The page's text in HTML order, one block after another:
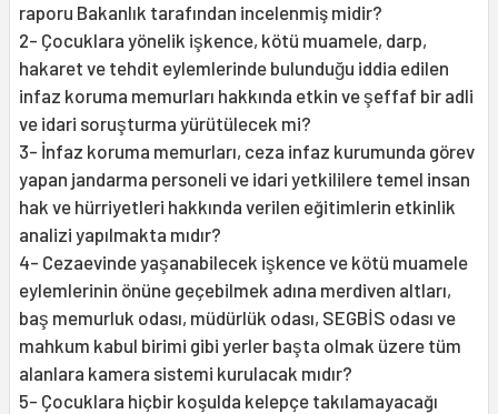
raporu Bakanlık tarafından incelenmiş midir?
2- Çocuklara yönelik işkence, kötü muamele, darp,
hakaret ve tehdit eylemlerinde bulunduğu iddia edilen
infaz koruma memurları hakkında etkin ve şeffaf bir adli
ve idari soruşturma yürütülecek mi?
3- İnfaz koruma memurları, ceza infaz kurumunda görev
yapan jandarma personeli ve idari yetkililere temel insan
hak ve hürriyetleri hakkında verilen eğitimlerin etkinlik
analizi yapılmakta mıdır?
4- Cezaevinde yaşanabilecek işkence ve kötü muamele
eylemlerinin önüne geçebilmek adına merdiven altları,
baş memurluk odası, müdürlük odası, SEGBİS odası ve
mahkum kabul birimi gibi yerler başta olmak üzere tüm
alanlara kamera sistemi kurulacak mıdır?
5- Çocuklara hiçbir koşulda kelepçe takılamayacağı